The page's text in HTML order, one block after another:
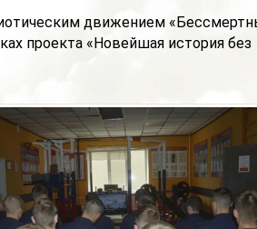
движением
проекта «Новейшая история без